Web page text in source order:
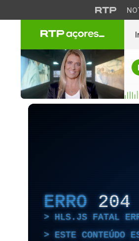
ERRO 204
HLS.JS FATAL
ESTE CONTEÚDO